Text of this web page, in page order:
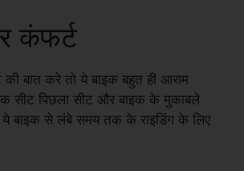
कंफर्ट
बात करे तो ये बाइक बहुत ही आराम
सीट पिछला सीट और बाइक के मुकाबले
बाइक से लंबे समय तक के राइडिंग के लिए